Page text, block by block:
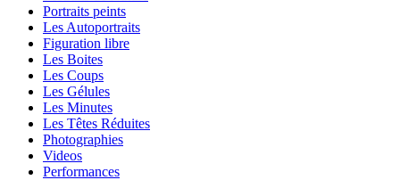
Portraits peints
Les Autoportraits
Figuration libre
Les Boites
Les Coups
Les Gélules
Les Minutes
Les Têtes Réduites
Photographies
Videos
Performances